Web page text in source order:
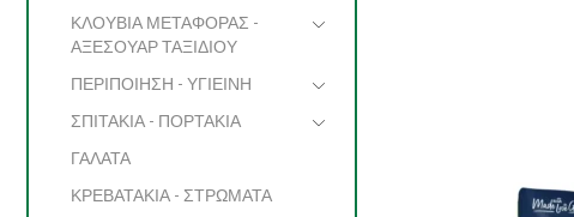
ΚΛΟΥΒΙΑ ΜΕΤΑΦΟΡΑΣ -
ΑΞΕΣΟΥΑΡ ΤΑΞΙΔΙΟΥ
ΠΕΡΙΠΟΙΗΣΗ - ΥΓΙΕΙΝΗ
ΣΠΙΤΑΚΙΑ - ΠΟΡΤΑΚΙΑ
ΓΑΛΑΤΑ
ΚΡΕΒΑΤΑΚΙΑ - ΣΤΡΩΜΑΤΑ